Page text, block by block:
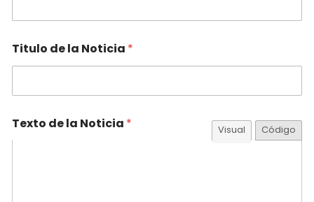
Titulo de la Noticia *
Texto de la Noticia * Visual Código